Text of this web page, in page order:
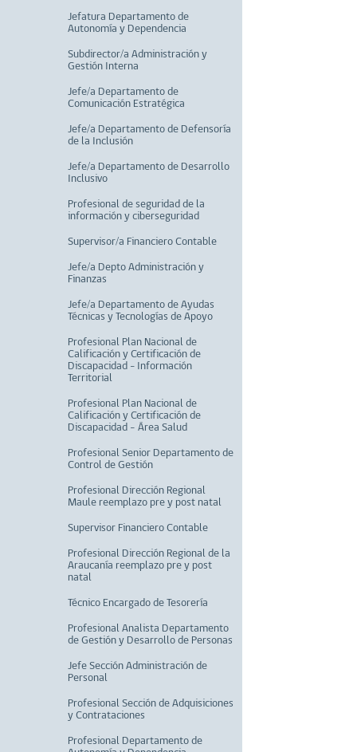
Jefatura Departamento de
Autonomía y Dependencia
Subdirector/a Administración y
Gestión Interna
Jefe/a Departamento de
Comunicación Estratégica
Jefe/a Departamento de Defensoría
de la Inclusión
Jefe/a Departamento de Desarrollo
Inclusivo
Profesional de seguridad de la
información y ciberseguridad
Supervisor/a Financiero Contable
Jefe/a Depto Administración y
Finanzas
Jefe/a Departamento de Ayudas
Técnicas y Tecnologías de Apoyo
Profesional Plan Nacional de
Calificación y Certificación de
Discapacidad - Información
Territorial
Profesional Plan Nacional de
Calificación y Certificación de
Discapacidad – Área Salud
Profesional Senior Departamento de
Control de Gestión
Profesional Dirección Regional
Maule reemplazo pre y post natal
Supervisor Financiero Contable
Profesional Dirección Regional de la
Araucanía reemplazo pre y post
natal
Técnico Encargado de Tesorería
Profesional Analista Departamento
de Gestión y Desarrollo de Personas
Jefe Sección Administración de
Personal
Profesional Sección de Adquisiciones
y Contrataciones
Profesional Departamento de